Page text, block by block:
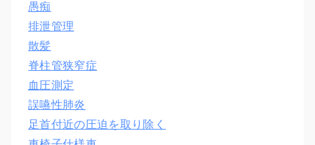
愚痴
排泄管理
散髪
脊柱管狭窄症
血圧測定
誤嚥性肺炎
足首付近の圧迫を取り除く